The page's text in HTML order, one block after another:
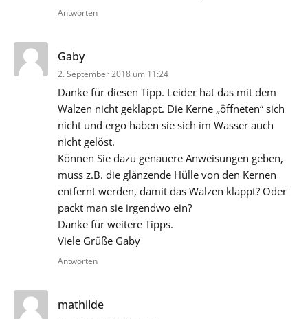
Antworten
Gaby
2. September 2018 um 11:24
Danke für diesen Tipp. Leider hat das mit dem
Walzen nicht geklappt. Die Kerne „öffneten“ sich
nicht und ergo haben sie sich im Wasser auch
nicht gelöst.
Können Sie dazu genauere Anweisungen geben,
muss z.B. die glänzende Hülle von den Kernen
entfernt werden, damit das Walzen klappt? Oder
packt man sie irgendwo ein?
Danke für weitere Tipps.
Viele Grüße Gaby
Antworten
mathilde